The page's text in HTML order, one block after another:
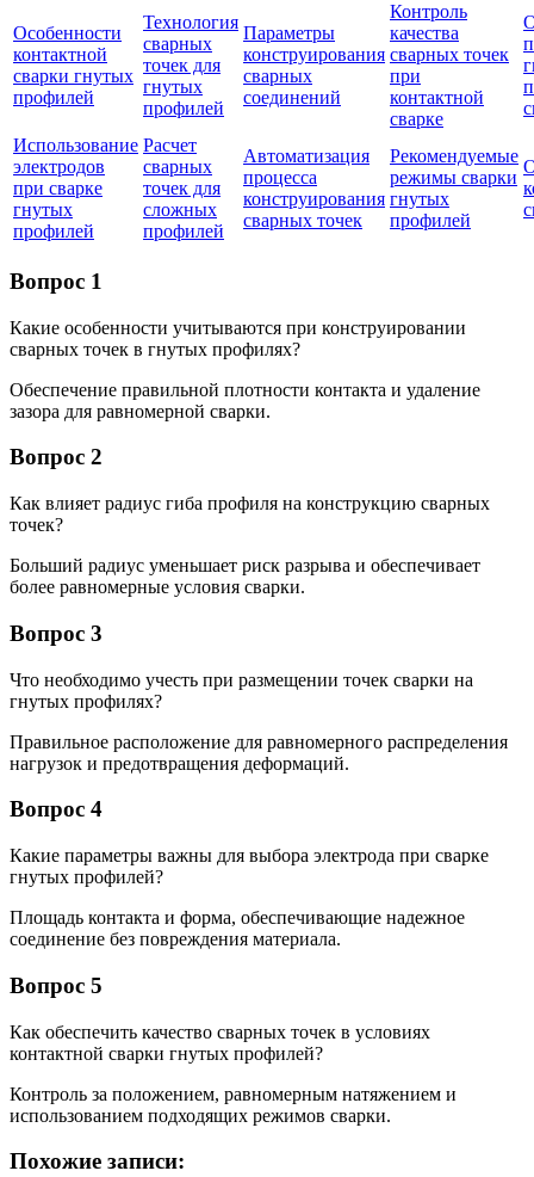
Особенности
контактной
сварки гнутых
профилей
Технология
сварных
точек для
гнутых
профилей
Параметры
конструирования
сварных
соединений
Контроль
качества
сварных точек
при
контактной
сварке
Использование
электродов
при сварке
гнутых
профилей
Расчет
сварных
точек для
сложных
профилей
Автоматизация
процесса
конструирования
сварных точек
Рекомендуемые
режимы сварки
гнутых
профилей
Вопрос 1
Какие особенности учитываются при конструировании
сварных точек в гнутых профилях?
Обеспечение правильной плотности контакта и удаление
зазора для равномерной сварки.
Вопрос 2
Как влияет радиус гиба профиля на конструкцию сварных
точек?
Больший радиус уменьшает риск разрыва и обеспечивает
более равномерные условия сварки.
Вопрос 3
Что необходимо учесть при размещении точек сварки на
гнутых профилях?
Правильное расположение для равномерного распределения
нагрузок и предотвращения деформаций.
Вопрос 4
Какие параметры важны для выбора электрода при сварке
гнутых профилей?
Площадь контакта и форма, обеспечивающие надежное
соединение без повреждения материала.
Вопрос 5
Как обеспечить качество сварных точек в условиях
контактной сварки гнутых профилей?
Контроль за положением, равномерным натяжением и
использованием подходящих режимов сварки.
Похожие записи: